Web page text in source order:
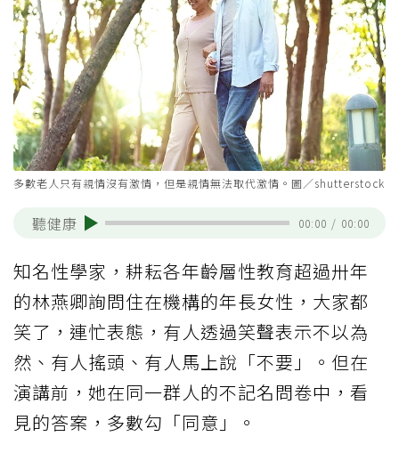
多數老人只有親情沒有激情，但是親情無法取代激情。圖／shutterstock
聽健康 00:00 / 00:00
知名性學家，耕耘各年齡層性教育超過卅年
的林燕卿詢問住在機構的年長女性，大家都
笑了，連忙表態，有人透過笑聲表示不以為
然、有人搖頭、有人馬上說「不要」。但在
演講前，她在同一群人的不記名問卷中，看
見的答案，多數勾「同意」。